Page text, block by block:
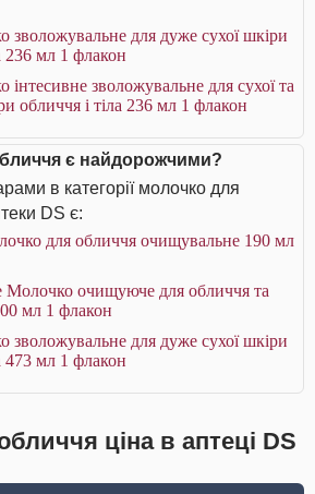
зволожувальне для дуже сухої шкіри
236 мл 1 флакон
інтесивне зволожувальне для сухої та
обличчя і тіла 236 мл 1 флакон
є найдорожчими?
в категорії молочко для
DS є:
для обличчя очищувальне 190 мл
Молочко очищуюче для обличчя та
мл 1 флакон
зволожувальне для дуже сухої шкіри
473 мл 1 флакон
ціна в аптеці DS